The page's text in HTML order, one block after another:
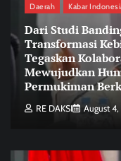
Daerah Kabar
Dari Studi
Transformasi
Tegaskan
Mewujudkan
Permukiman
RE DAKSI August